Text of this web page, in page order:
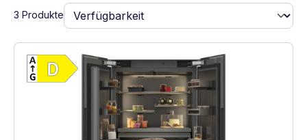
3 Produkte
Vollständiges Energielabel anzeigen
Energieklasse D. Höchste bis niedrigste